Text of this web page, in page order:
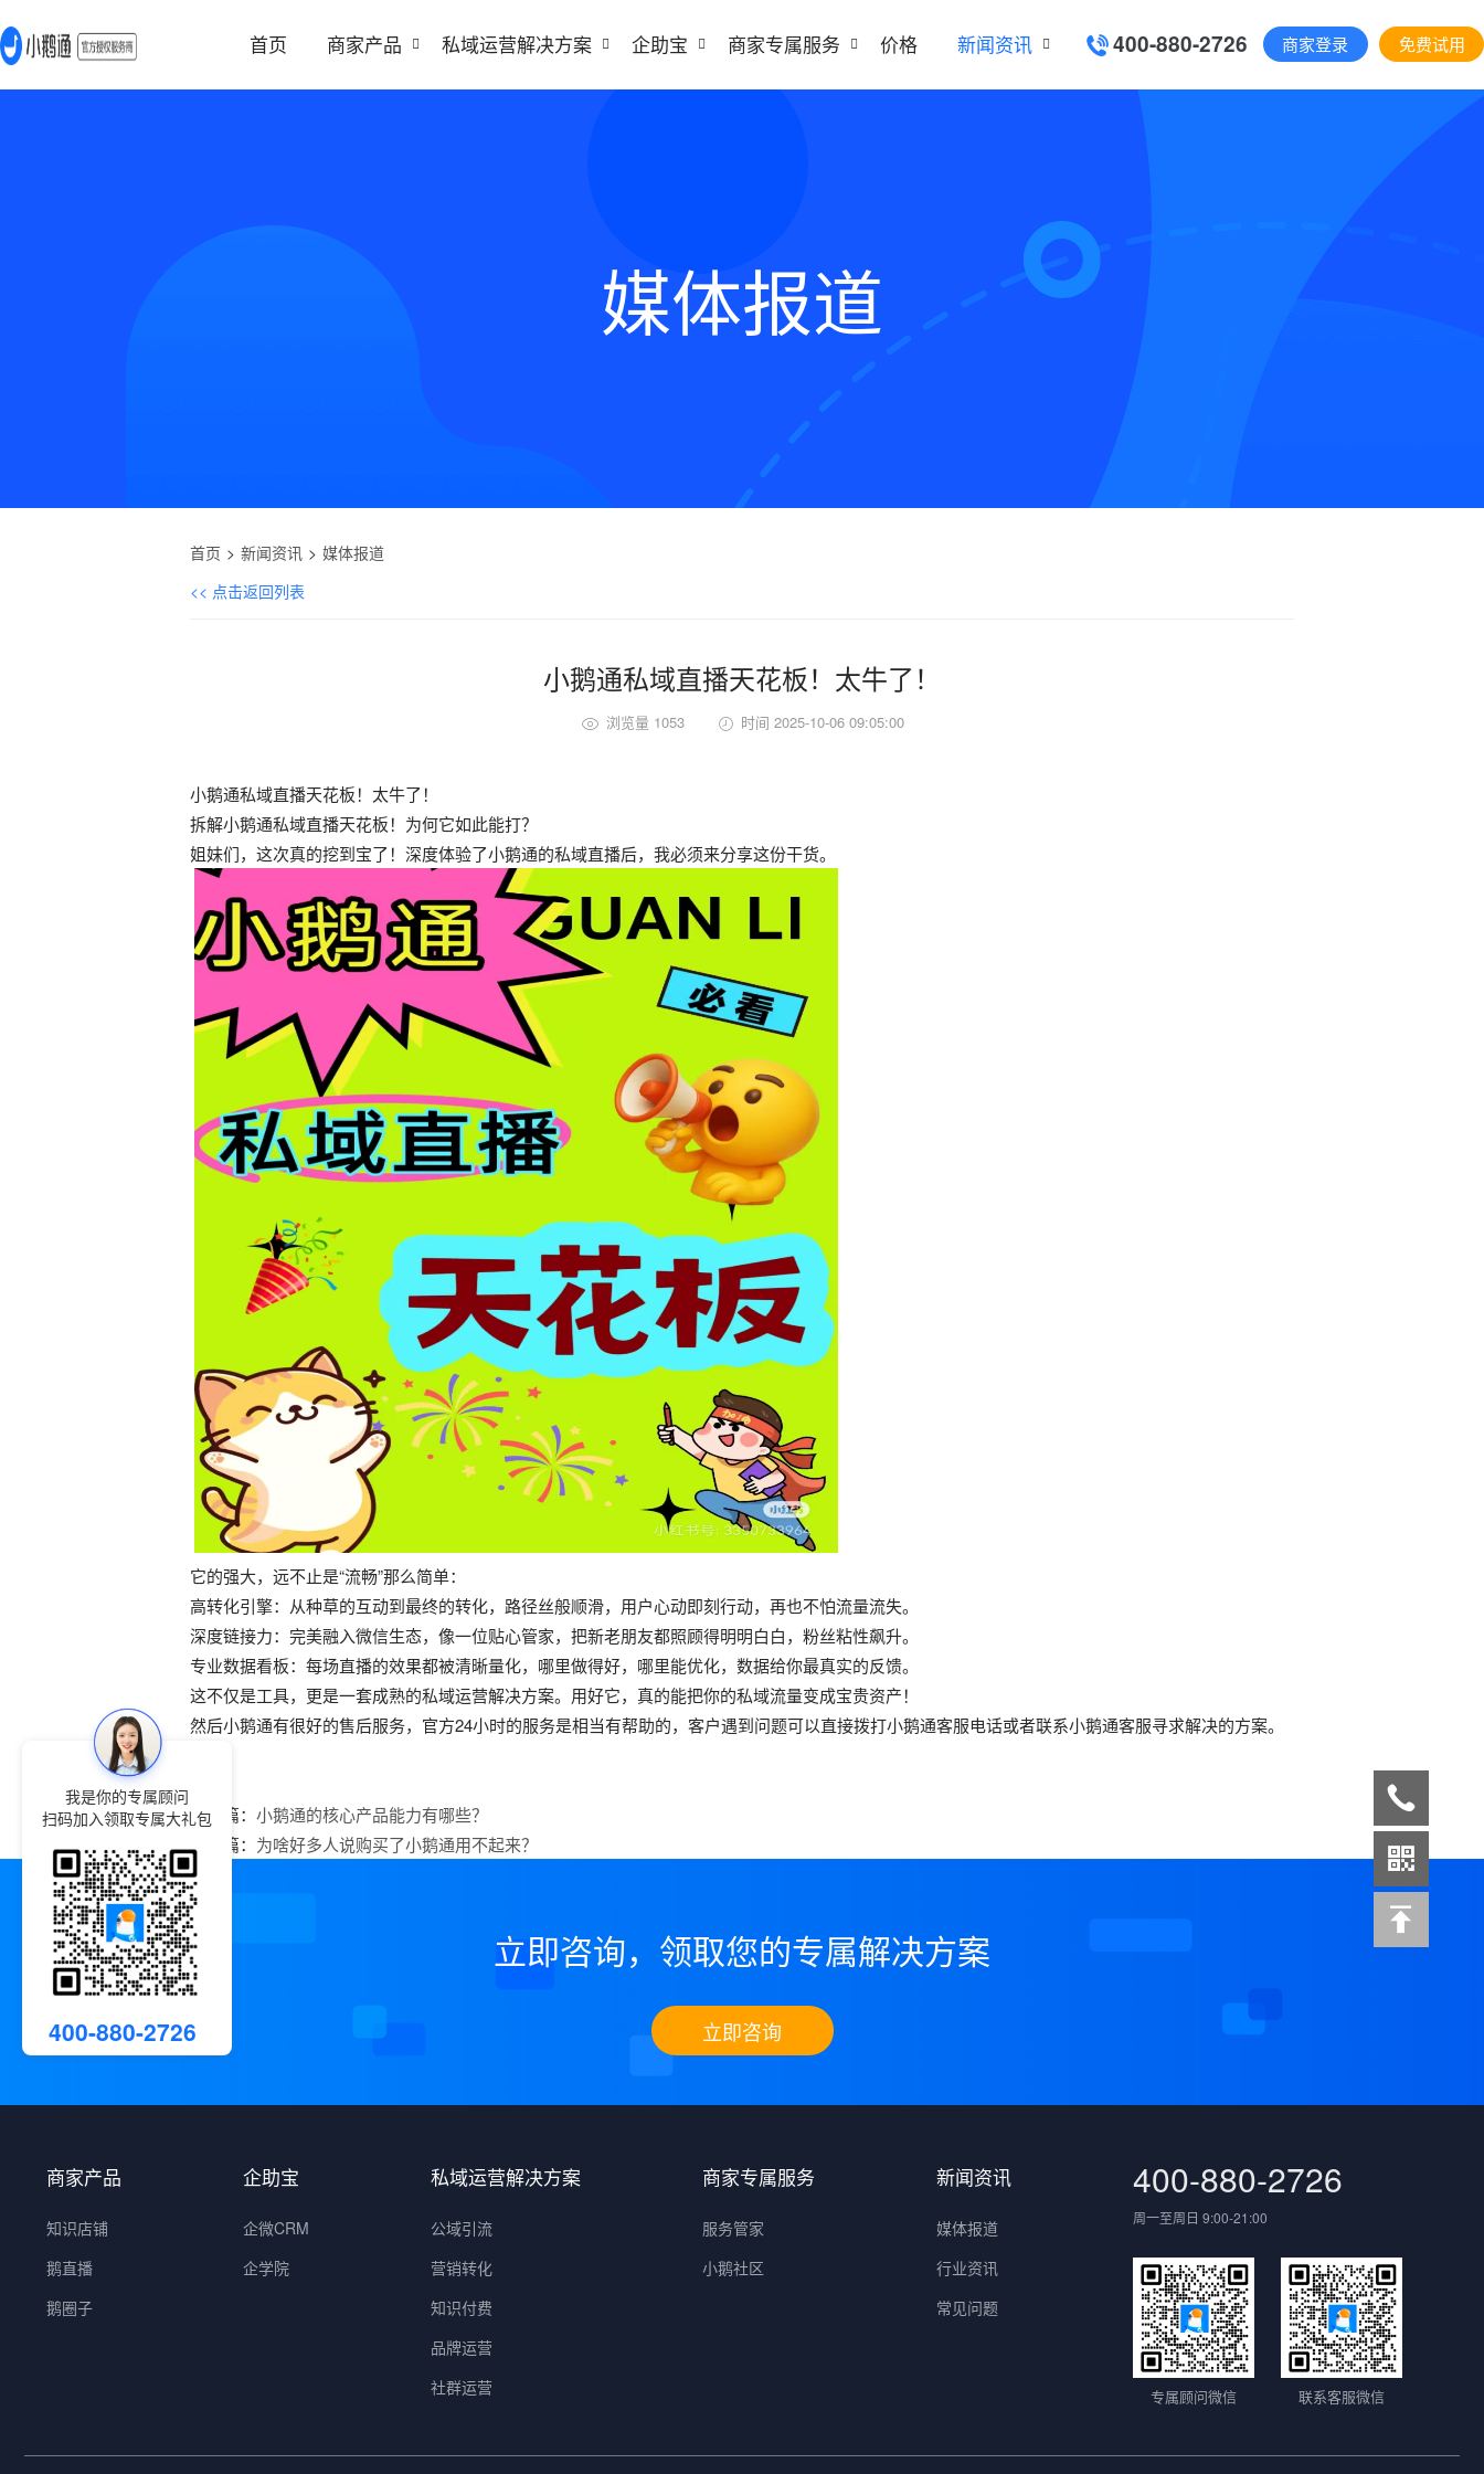
首页 商家产品 私域运营解决方案 企助宝 商家专属服务 价格 新闻资讯 400-880-2726 商家登录 免费试用
媒体报道
首页 新闻资讯
媒体报道
<< 点击返回列表
小鹅通私域直播天花板！太牛了！
浏览量 1053 时间 2025-10-06 09:05:00
小鹅通私域直播天花板！太牛了！
拆解小鹅通私域直播天花板！为何它如此能打？
姐妹们，这次真的挖到宝了！深度体验了小鹅通的私域直播后，我必须来分享这份干货。
它的强大，远不止是“流畅”那么简单：
高转化引擎：从种草的互动到最终的转化，路径丝般顺滑，用户心动即刻行动，再也不怕流量流失。
深度链接力：完美融入微信生态，像一位贴心管家，把新老朋友都照顾得明明白白，粉丝粘性飙升。
专业数据看板：每场直播的效果都被清晰量化，哪里做得好，哪里能优化，数据给你最真实的反馈。
这不仅是工具，更是一套成熟的私域运营解决方案。用好它，真的能把你的私域流量变成宝贵资产！
然后小鹅通有很好的售后服务，官方24小时的服务是相当有帮助的，客户遇到问题可以直接拨打小鹅通客服电话或者联系小鹅通客服寻求解决的方案。
上一篇： 小鹅通的核心产品能力有哪些？
下一篇： 为啥好多人说购买了小鹅通用不起来？
立即咨询，领取您的专属解决方案
立即咨询
商家产品
知识店铺
鹅直播
鹅圈子
企助宝
企微CRM
企学院
私域运营解决方案
公域引流
营销转化
知识付费
品牌运营
社群运营
商家专属服务
服务管家
小鹅社区
新闻资讯
媒体报道
行业资讯
常见问题
400-880-2726
周一至周日 9:00-21:00
专属顾问微信 联系客服微信
我是你的专属顾问
扫码加入领取专属大礼包
400-880-2726